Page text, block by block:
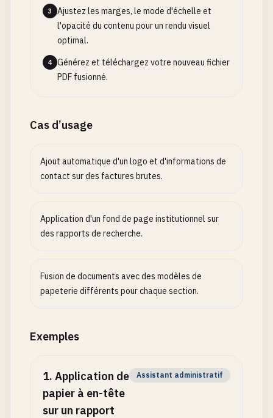
3
Ajustez les marges, le mode d'échelle et
l'opacité du contenu pour un rendu visuel
optimal.
4
Générez et téléchargez votre nouveau fichier
PDF fusionné.
Cas d’usage
Ajout automatique d'un logo et d'informations de
contact sur des factures brutes.
Application d'un fond de page institutionnel sur
des rapports de recherche.
Fusion de documents avec des modèles de
papeterie différents pour chaque section.
Exemples
1. Application de
papier à en-tête
sur un rapport
Assistant administratif